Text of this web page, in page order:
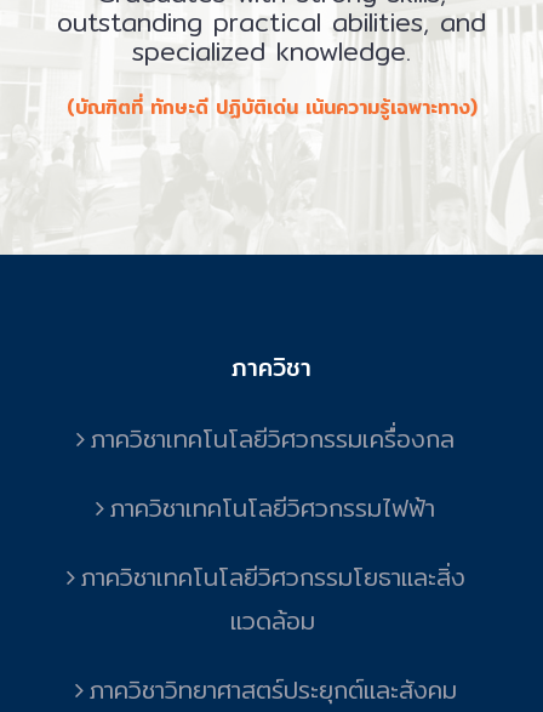
outstanding practical abilities, and
specialized knowledge.
(บัณฑิตที่ ทักษะดี ปฏิบัติเด่น เน้นความรู้เฉพาะทาง)
ภาควิชา
ภาควิชาเทคโนโลยีวิศวกรรมเครื่องกล
ภาควิชาเทคโนโลยีวิศวกรรมไฟฟ้า
ภาควิชาเทคโนโลยีวิศวกรรมโยธาและสิ่ง
แวดล้อม
ภาควิชาวิทยาศาสตร์ประยุกต์และสังคม